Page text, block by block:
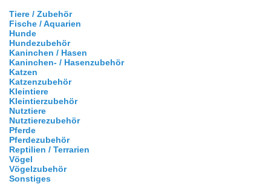
Tiere / Zubehör
Fische / Aquarien
Hunde
Hundezubehör
Kaninchen / Hasen
Kaninchen- / Hasenzubehör
Katzen
Katzenzubehör
Kleintiere
Kleintierzubehör
Nutztiere
Nutztierezubehör
Pferde
Pferdezubehör
Reptilien / Terrarien
Vögel
Vögelzubehör
Sonstiges